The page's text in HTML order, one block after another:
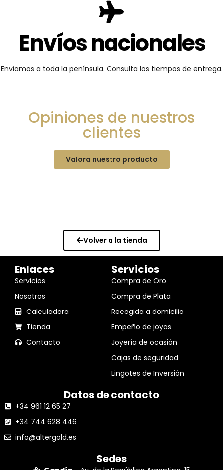
Envíos nacionales
Enviamos a toda la península. Consulta los tiempos de entrega.
Opiniones de nuestros
clientes
Valora nuestro producto
Volver a la tienda
Enlaces
Servicios
Nosotros
Calculadora
Tienda
Contacto
Servicios
Compra de Oro
Compra de Plata
Recogida a domicilio
Empeño de joyas
Joyería de ocasión
Cajas de seguridad
Lingotes de Inversión
Datos de contacto
+34 961 12 65 27
+34 744 628 446
info@altergold.es
Sedes